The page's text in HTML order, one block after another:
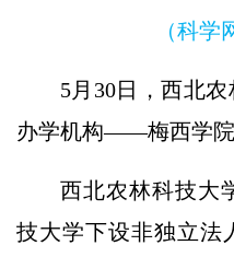
（科学
5月30日，西北
办学机构——梅西学院
西北农林科技大
技大学下设非独立法